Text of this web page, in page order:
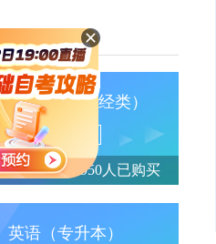
经济学（财经类）
查看详情
13950人已购买
英语（专升本）